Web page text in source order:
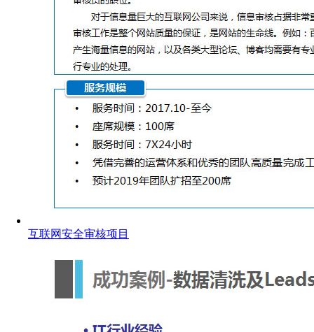
互联网安全审核项目